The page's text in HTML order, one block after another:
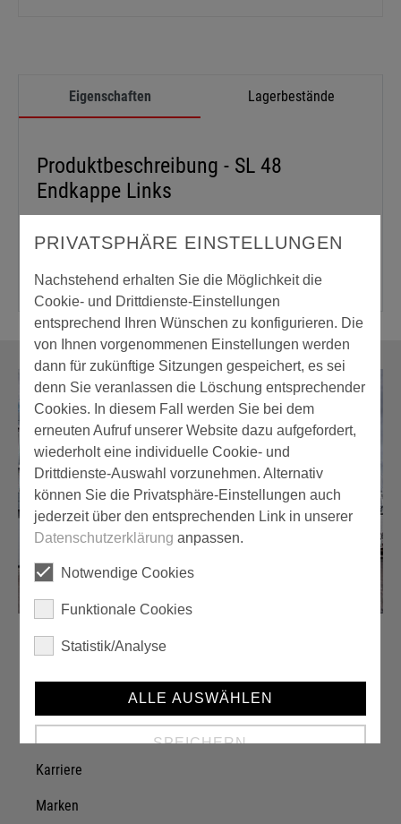
Eigenschaften Lagerbestände
Produktbeschreibung - SL 48
Endkappe Links
Linke Endkappe passend zu SL 48.
Karriere
Marken
PRIVATSPHÄRE EINSTELLUNGEN
Nachstehend erhalten Sie die Möglichkeit die
Cookie- und Drittdienste-Einstellungen
entsprechend Ihren Wünschen zu konfigurieren. Die
von Ihnen vorgenommenen Einstellungen werden
dann für zukünftige Sitzungen gespeichert, es sei
denn Sie veranlassen die Löschung entsprechender
Cookies. In diesem Fall werden Sie bei dem
erneuten Aufruf unserer Website dazu aufgefordert,
wiederholt eine individuelle Cookie- und
Drittdienste-Auswahl vorzunehmen. Alternativ
können Sie die Privatsphäre-Einstellungen auch
jederzeit über den entsprechenden Link in unserer
Datenschutzerklärung anpassen.
Notwendige Cookies
Funktionale Cookies
Statistik/Analyse
ALLE AUSWÄHLEN
SPEICHERN